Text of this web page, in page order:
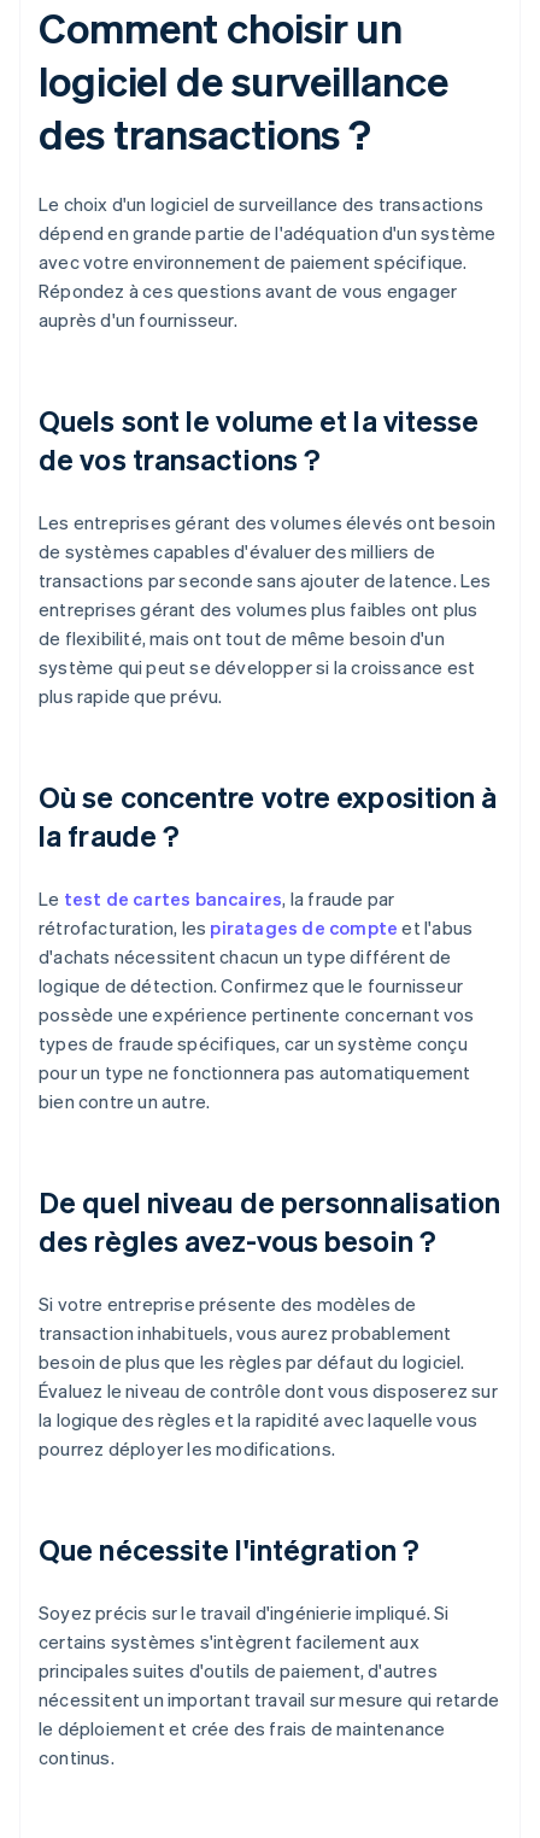
Comment choisir un
logiciel de surveillance
des transactions ?
Le choix d'un logiciel de surveillance des transactions
dépend en grande partie de l'adéquation d'un système
avec votre environnement de paiement spécifique.
Répondez à ces questions avant de vous engager
auprès d'un fournisseur.
Quels sont le volume et la vitesse
de vos transactions ?
Les entreprises gérant des volumes élevés ont besoin
de systèmes capables d'évaluer des milliers de
transactions par seconde sans ajouter de latence. Les
entreprises gérant des volumes plus faibles ont plus
de flexibilité, mais ont tout de même besoin d'un
système qui peut se développer si la croissance est
plus rapide que prévu.
Où se concentre votre exposition à
la fraude ?
Le test de cartes bancaires, la fraude par
rétrofacturation, les piratages de compte et l'abus
d'achats nécessitent chacun un type différent de
logique de détection. Confirmez que le fournisseur
possède une expérience pertinente concernant vos
types de fraude spécifiques, car un système conçu
pour un type ne fonctionnera pas automatiquement
bien contre un autre.
De quel niveau de personnalisation
des règles avez-vous besoin ?
Si votre entreprise présente des modèles de
transaction inhabituels, vous aurez probablement
besoin de plus que les règles par défaut du logiciel.
Évaluez le niveau de contrôle dont vous disposerez sur
la logique des règles et la rapidité avec laquelle vous
pourrez déployer les modifications.
Que nécessite l'intégration ?
Soyez précis sur le travail d'ingénierie impliqué. Si
certains systèmes s'intègrent facilement aux
principales suites d'outils de paiement, d'autres
nécessitent un important travail sur mesure qui retarde
le déploiement et crée des frais de maintenance
continus.